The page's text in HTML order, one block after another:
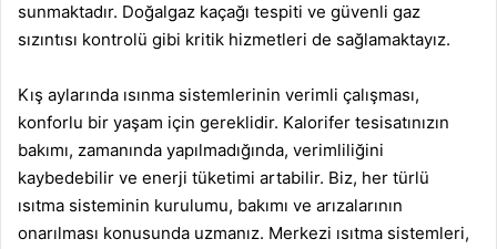
sunmaktadır. Doğalgaz kaçağı tespiti ve güvenli gaz
sızıntısı kontrolü gibi kritik hizmetleri de sağlamaktayız.
Kış aylarında ısınma sistemlerinin verimli çalışması,
konforlu bir yaşam için gereklidir. Kalorifer tesisatınızın
bakımı, zamanında yapılmadığında, verimliliğini
kaybedebilir ve enerji tüketimi artabilir. Biz, her türlü
ısıtma sisteminin kurulumu, bakımı ve arızalarının
onarılması konusunda uzmanız. Merkezi ısıtma sistemleri,